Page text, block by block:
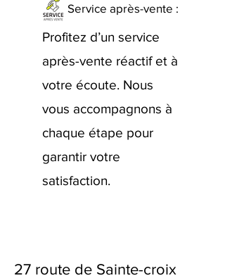
Service après-vente :
Profitez d’un service
après-vente réactif et à
votre écoute. Nous
vous accompagnons à
chaque étape pour
garantir votre
satisfaction.
27 route de Sainte-croix